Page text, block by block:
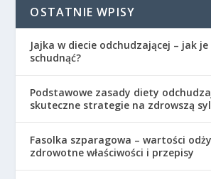
OSTATNIE WPISY
Jajka w diecie odchudzającej – jak
schudnąć?
Podstawowe zasady diety
skuteczne strategie na zdrowszą
Fasolka szparagowa – wartości
zdrowotne właściwości i przepisy